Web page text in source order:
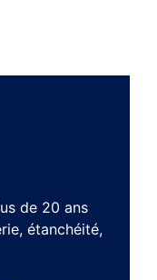
de 20 ans
étanchéité,